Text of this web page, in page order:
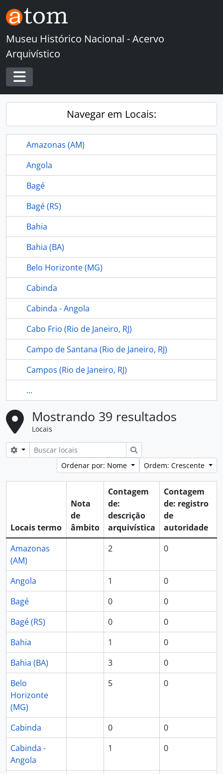
Skip to main content
Museu Histórico Nacional - Acervo
Arquivístico
Toggle navigation
Navegar em Locais:
Amazonas (AM)
Angola
Bagé
Bagé (RS)
Bahia
Bahia (BA)
Belo Horizonte (MG)
Cabinda
Cabinda - Angola
Cabo Frio (Rio de Janeiro, RJ)
Campo de Santana (Rio de Janeiro, RJ)
Campos (Rio de Janeiro, RJ)
...
Mostrando 39 resultados
Locais
Opções de busca
Buscar
Ordenar por: Nome
Ordem: Crescente
Locais termo
Nota
de
âmbito
Contagem
de:
descrição
arquivística
Contagem
de: registro
de
autoridade
Amazonas
(AM)
2 0
Angola 1
0
Bagé
0
0
Bagé (RS)
0
0
Bahia
1
0
Bahia (BA)
3
0
Belo
Horizonte
(MG)
5 0
Cabinda 0
0
Cabinda -
Angola
1 0